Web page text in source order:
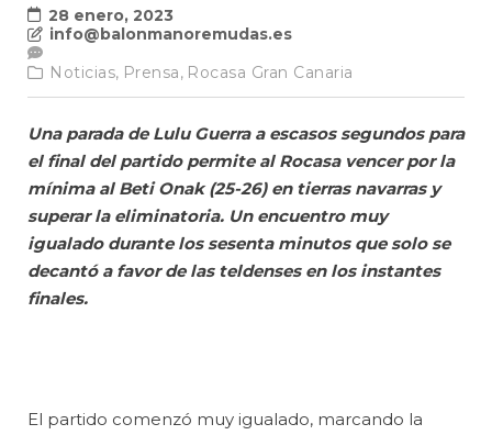
28 enero, 2023
info@balonmanoremudas.es
Noticias, Prensa, Rocasa Gran Canaria
Una parada de Lulu Guerra a escasos segundos para
el final del partido permite al Rocasa vencer por la
mínima al Beti Onak (25-26) en tierras navarras y
superar la eliminatoria. Un encuentro muy
igualado durante los sesenta minutos que solo se
decantó a favor de las teldenses en los instantes
finales.
El partido comenzó muy igualado, marcando la